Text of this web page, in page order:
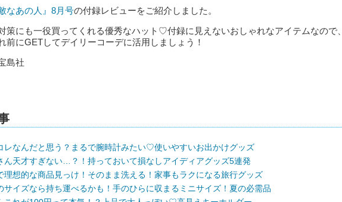
なあの人』8月号の付録レビューをご紹介しました。
策にも一役買ってくれる優秀なハット♡付録に見えないおしゃれなアイテムなので、
前にGETしてデイリーコーデに活用しましょう！
島社
レなんだと思う？まるで腕時計みたい♡使いやすいお出かけグッズ
ん天才すぎない…？！持っておいて損なしアイディアグッズ5連発
理想的な商品見っけ！そのまま洗える！家事もラクになる旅行グッズ
サイズなら持ち運べるかも！手のひらに収まるミニサイズ！夏の必需品